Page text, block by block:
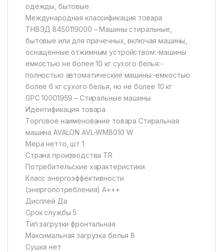
одежды, бытовые
Международная классификация товара
ТНВЭД 8450119000 – Машины стиральные,
бытовые или для прачечных, включая машины,
оснащенные отжимным устройством:-машины
емкостью не более 10 кг сухого белья:-
полностью автоматические машины:-емкостью
более 6 кг сухого белья, но не более 10 кг
GPC 10001959 – Стиральные машины
Идентификация товара
Торговое наименование товара Стиральная
машина AVALON AVL-WM8010 W
Мера нетто, шт 1
Страна производства TR
Потребительские характеристики
Класс энергоэффективности
(энергопотребления) А+++
Дисплей Да
Срок службы 5
Тип загрузки фронтальная
Максимальная загрузка белья 8
Сушка нет